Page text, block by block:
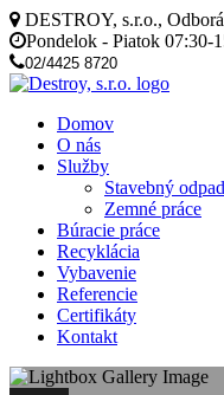
DESTROY, s.r.o.,
Pondelok - Piatok 07:30-
02/4425 8720
Domov
O nás
Služby
Stavebný odpad
Zemné práce
Búracie práce
Recyklácia
Vybavenie
Referencie
Certifikáty
Kontakt